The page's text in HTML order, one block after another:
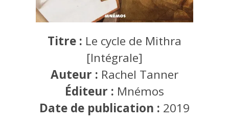
Titre : Le cycle de Mithra
[Intégrale]
Auteur : Rachel Tanner
Éditeur : Mnémos
Date de publication : 2019